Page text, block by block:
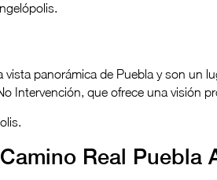
vista panorámica de Puebla y son un
Intervención, que ofrece una visión
Real Puebla